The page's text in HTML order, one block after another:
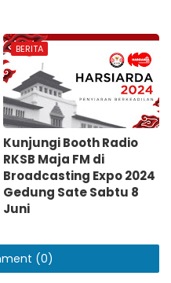
BERITA
Kunjungi Booth Radio
RKSB Maja FM di
Broadcasting Expo 2024
Gedung Sate Sabtu 8
Juni
(0)